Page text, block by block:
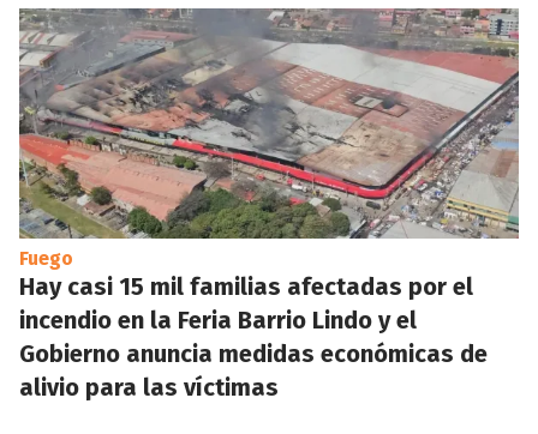
Fuego
Hay casi 15 mil familias afectadas por el
incendio en la Feria Barrio Lindo y el
Gobierno anuncia medidas económicas de
alivio para las víctimas